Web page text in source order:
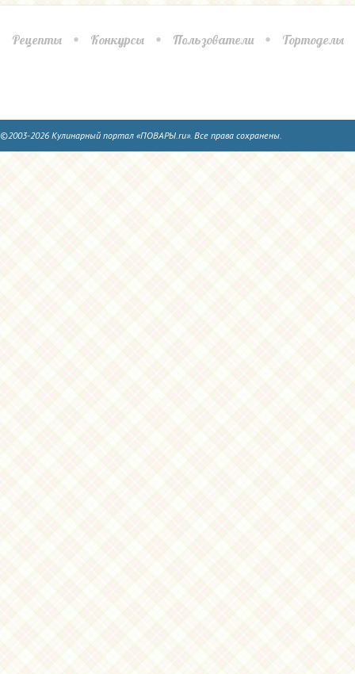
Рецепты Конкурсы Пользователи Тортоделы
©2003-2026 Кулинарный портал «ПОВАРЫ.ru». Все права сохранены.